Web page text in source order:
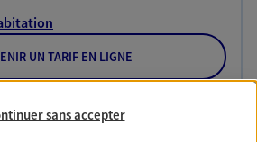
UN TARIF EN LIGNE
Accidents de la Vie
sans accepter